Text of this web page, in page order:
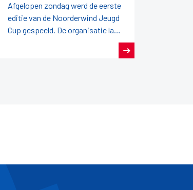
Afgelopen zondag werd de eerste
editie van de Noorderwind Jeugd
Cup gespeeld. De organisatie lag
in handen van de FDB en zij zetten